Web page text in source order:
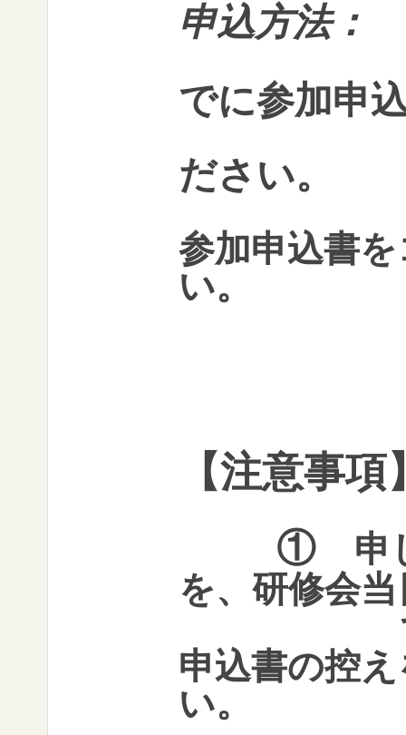
申込方法：
でに参加申
ださい。
参加申込書
い。
【注意事項
① 申
を、研修会
できま
申込書の控
い。